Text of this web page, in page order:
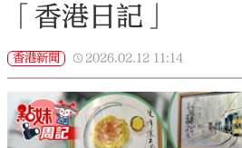
「香港日記」
香港新聞 2026.02.12 11:14